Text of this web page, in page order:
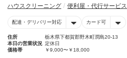
ハウスクリーニング 便利屋・代行サービス
配達・デリバリー対応 カード可
住所
栃木県下都賀郡野木町潤島20-13
本日の営業状況 定休日
価格帯
￥9,000〜￥18,000